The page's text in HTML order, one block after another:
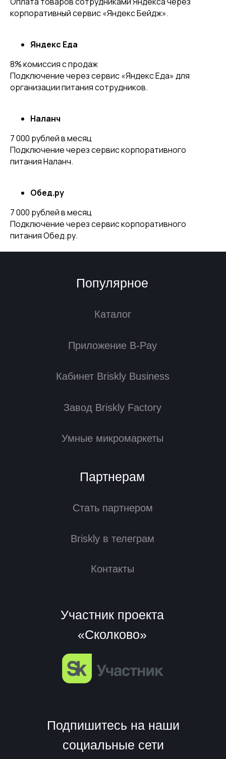
корпоративный сервис «Яндекс Бейдж».
Яндекс Еда
8% комиссия с продаж
Подключение через сервис «Яндекс Еда» для
организации питания сотрудников.
Наланч
7 000 рублей в месяц
Подключение через сервис корпоративного
питания Наланч.
Обед.ру
7 000 рублей в месяц
Подключение через сервис корпоративного
питания Обед.ру.